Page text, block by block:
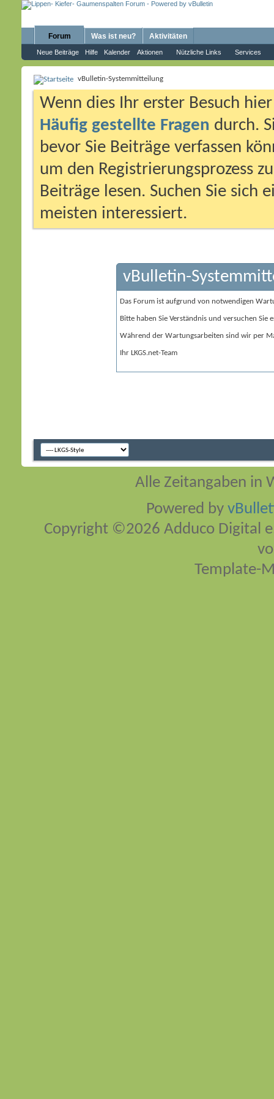
Forum
Neue Beiträge Hilfe Kalender Aktionen Nützliche Links Services
Was ist neu? Aktivitäten
vBulletin-Systemmitteilung
Wenn dies Ihr erster Besuch
Häufig gestellte Fragen durch.
bevor Sie Beiträge verfassen
um den Registrierungsprozess
Beiträge lesen. Suchen Sie sich
meisten interessiert.
vBulletin-
Das Forum ist aufgrund von notwendigen
Bitte haben Sie Verständnis und versuchen Sie
Während der Wartungsarbeiten sind wir per
Ihr LKGS.net-Team
Alle Zeitangaben in
Powered by
Copyright ©2026 Adduco Digital
Template-